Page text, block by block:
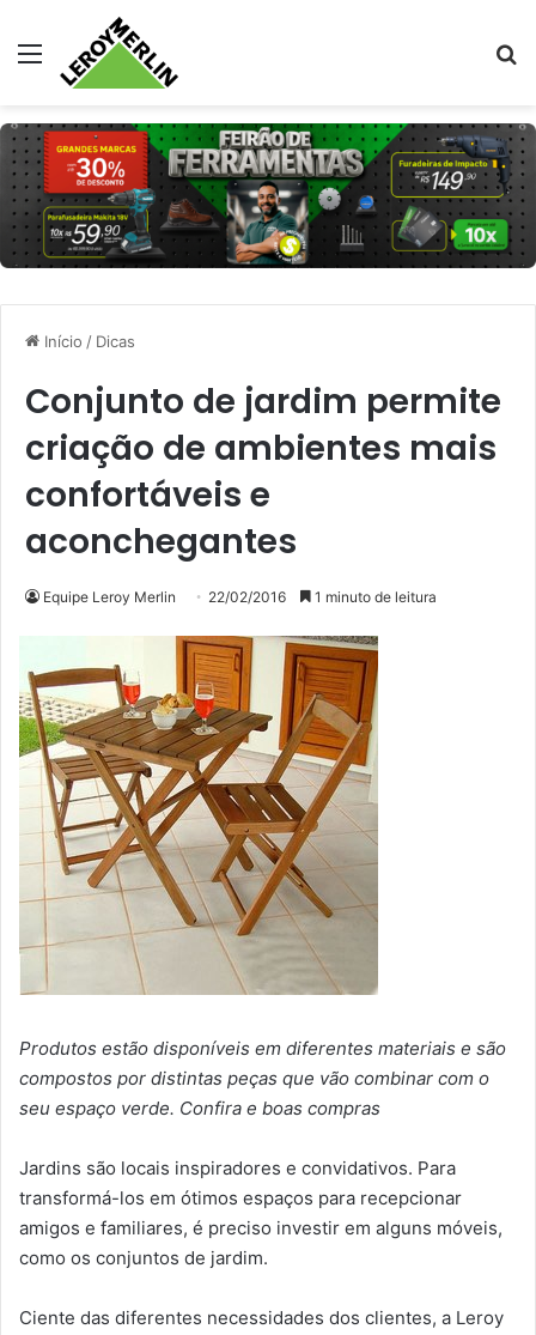
Menu
Início / Dicas
Conjunto de jardim permite
criação de ambientes mais
confortáveis e
aconchegantes
Equipe Leroy Merlin 22/02/2016 1 minuto de leitura
Produtos estão disponíveis em diferentes materiais e são
compostos por distintas peças que vão combinar com o
seu espaço verde. Confira e boas compras
Jardins são locais inspiradores e convidativos. Para
transformá-los em ótimos espaços para recepcionar
amigos e familiares, é preciso investir em alguns móveis,
como os conjuntos de jardim.
Ciente das diferentes necessidades dos clientes, a Leroy